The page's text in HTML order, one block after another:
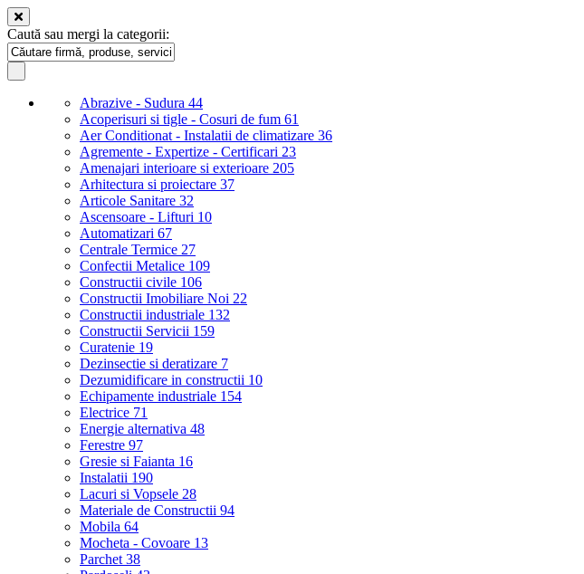
Caută sau mergi la categorii:
Abrazive - Sudura 44
Acoperisuri si tigle - Cosuri de fum 61
Aer Conditionat - Instalatii de climatizare 36
Agremente - Expertize - Certificari 23
Amenajari interioare si exterioare 205
Arhitectura si proiectare 37
Articole Sanitare 32
Ascensoare - Lifturi 10
Automatizari 67
Centrale Termice 27
Confectii Metalice 109
Constructii civile 106
Constructii Imobiliare Noi 22
Constructii industriale 132
Constructii Servicii 159
Curatenie 19
Dezinsectie si deratizare 7
Dezumidificare in constructii 10
Echipamente industriale 154
Electrice 71
Energie alternativa 48
Ferestre 97
Gresie si Faianta 16
Instalatii 190
Lacuri si Vopsele 28
Materiale de Constructii 94
Mobila 64
Mocheta - Covoare 13
Parchet 38